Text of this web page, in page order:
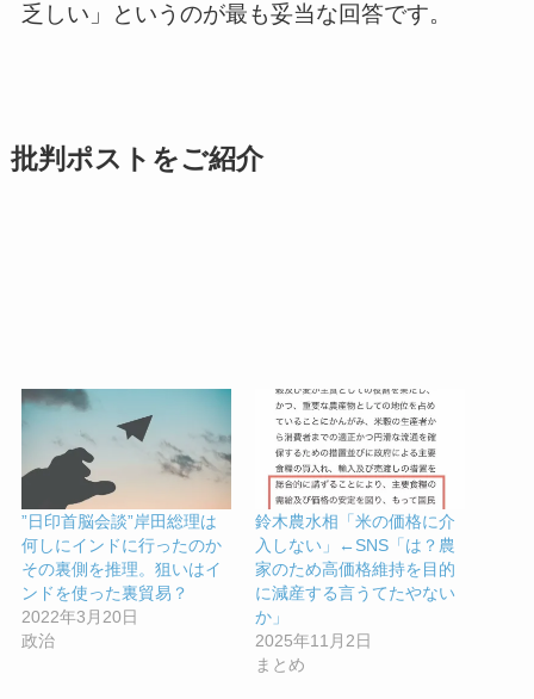
乏しい」というのが最も妥当な回答です。
批判ポストをご紹介
”日印首脳会談”岸田総理は
何しにインドに行ったのか
その裏側を推理。狙いはイ
ンドを使った裏貿易？
2022年3月20日
政治
鈴木農水相「米の価格に介
入しない」←SNS「は？農
家のため高価格維持を目的
に減産する言うてたやない
か」
2025年11月2日
まとめ